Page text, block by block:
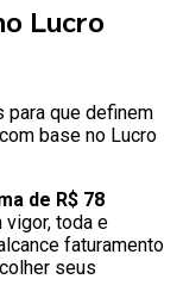
Lucro
para que definem
base no Lucro
de R$ 78
vigor, toda e
faturamento
seus